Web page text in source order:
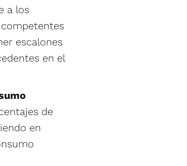
a los
escalones
en el
de
en